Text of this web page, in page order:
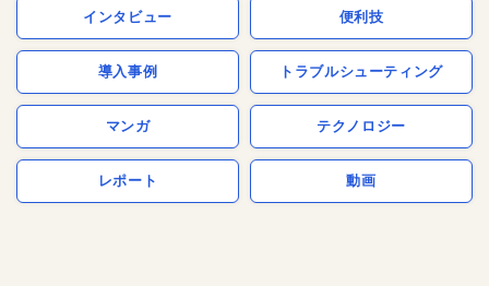
インタビュー 便利技
導入事例 トラブルシューティング
マンガ テクノロジー
レポート 動画